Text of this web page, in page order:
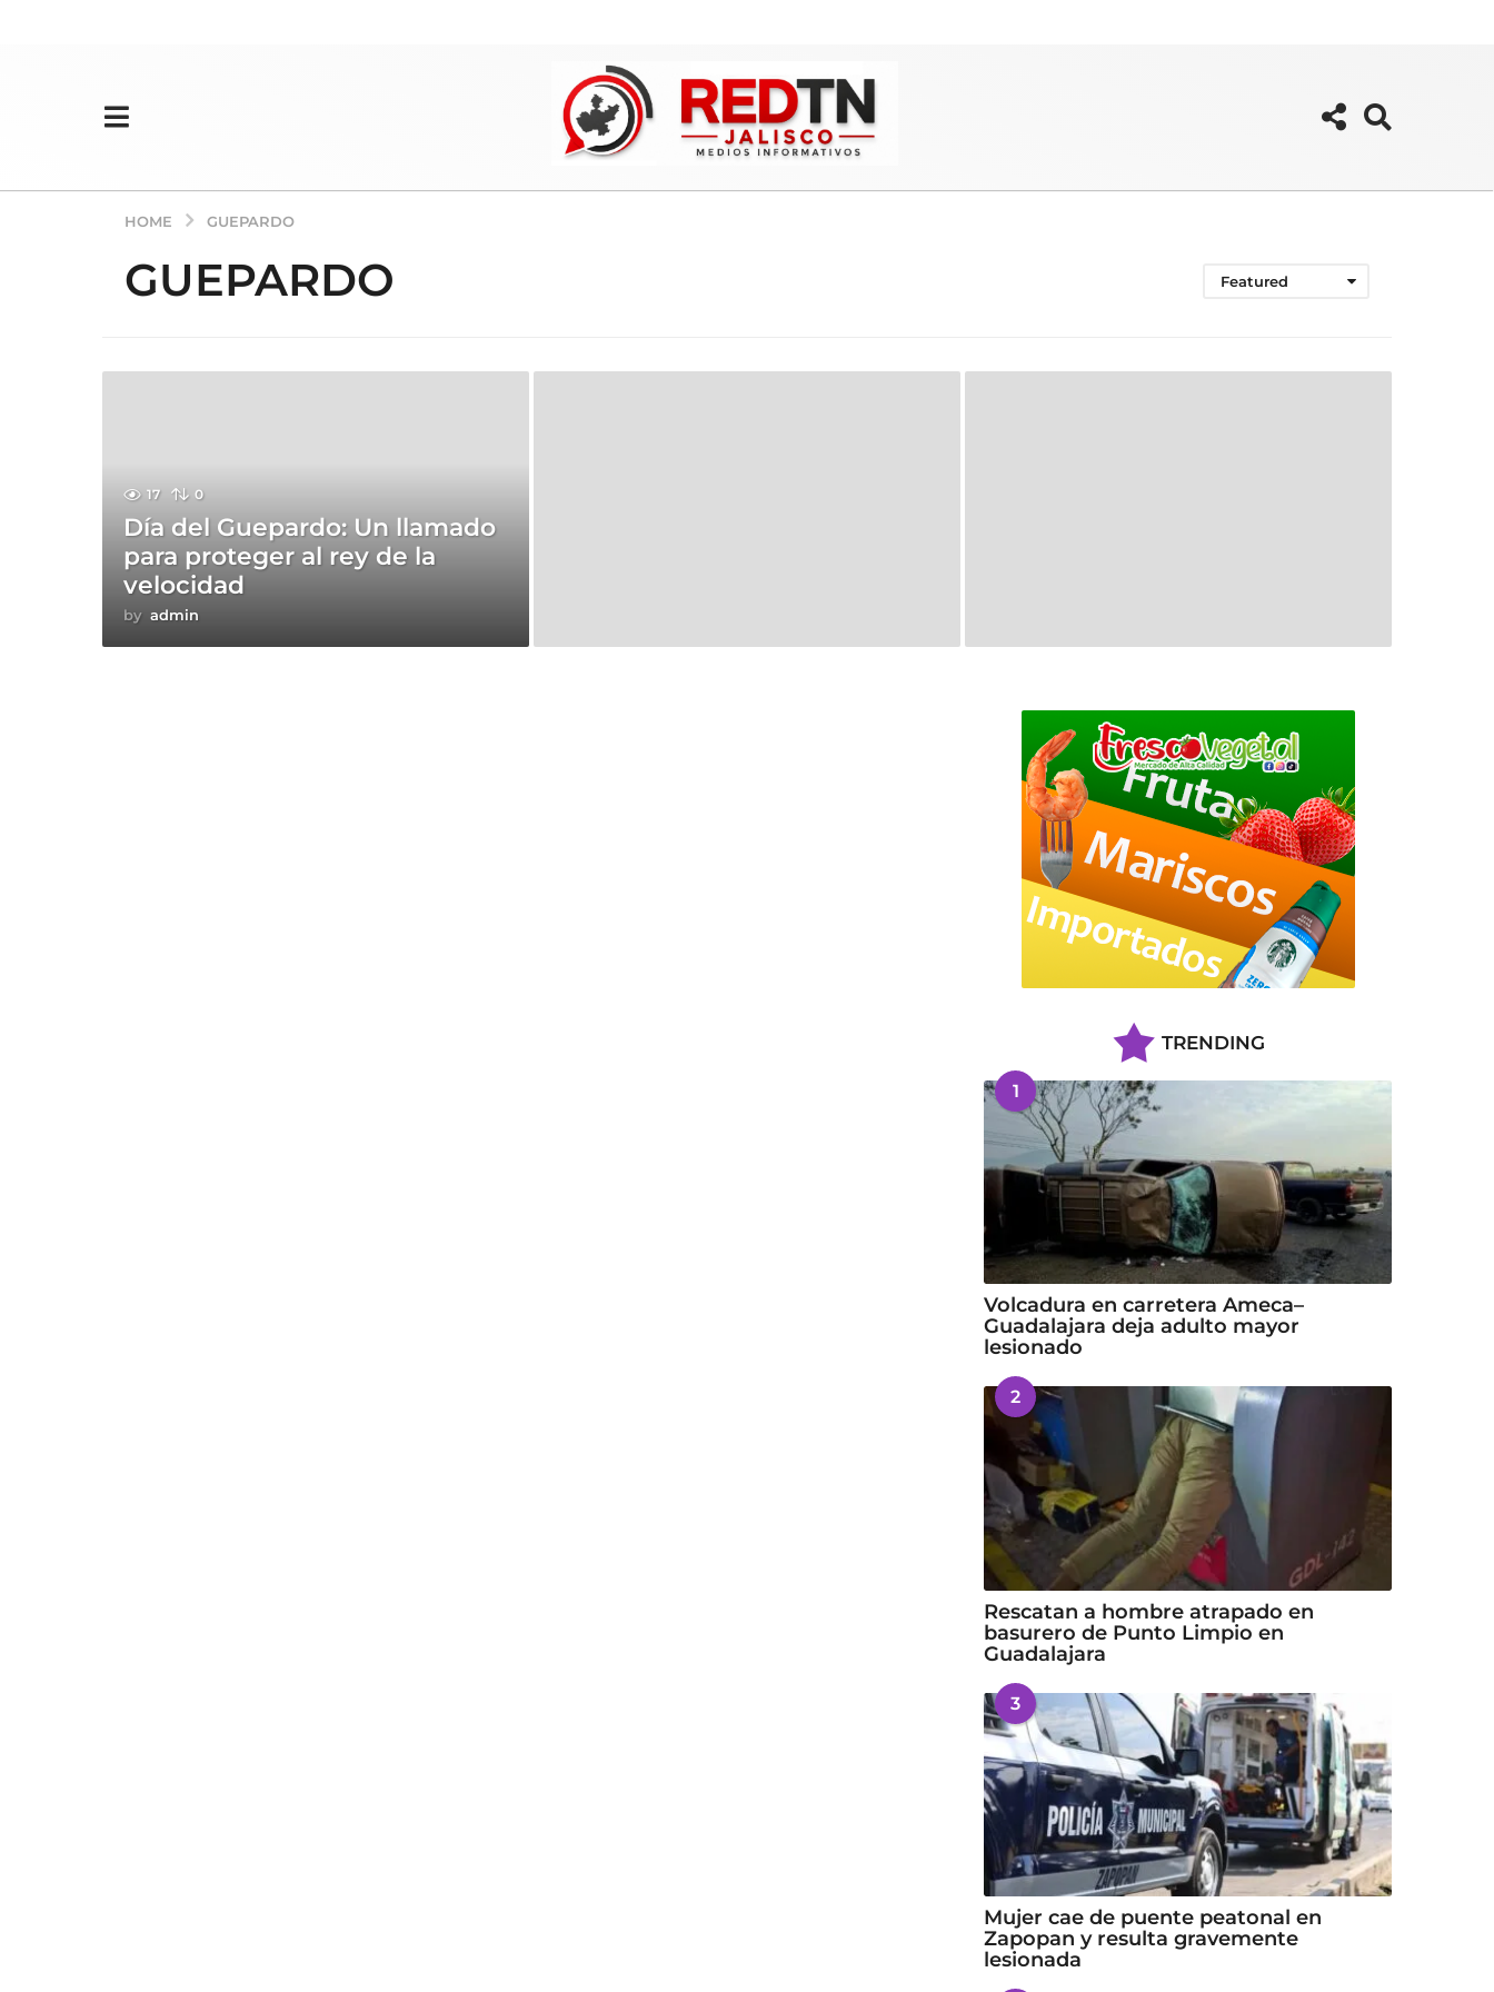
HOME GUEPARDO
GUEPARDO Featured
17 0
Día del Guepardo: Un llamado
para proteger al rey de la
velocidad
by admin
TRENDING
1
Volcadura en carretera Ameca–
Guadalajara deja adulto mayor
lesionado
2
Rescatan a hombre atrapado en
basurero de Punto Limpio en
Guadalajara
3
Mujer cae de puente peatonal en
Zapopan y resulta gravemente
lesionada